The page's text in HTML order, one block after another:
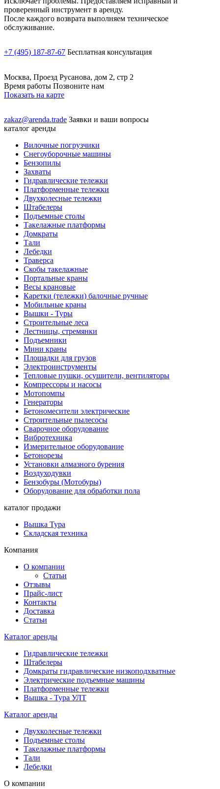
проверенный инструмент в аренду.
После каждого возврата выполняем техническое
обслуживание.
+7 (495) 187-87-67 Бесплатная консультация
Москва, Проезд Русанова, дом 2, стр 2
Время работы Позвоните нам
Показать на карте
zakaz@arenda.trade Заявки и ваши вопросы
каталог аренды
Вилочные погрузчики
Снегоуборочные машины
Бензопилы
Захваты
Гидравлические тележки
Платформенные тележки
Двухколесные тележки
Штабелеры
Подъемные столы
Такелажные платформы
Домкраты
Тали
Лебедки
Траверса
Скобы такелажные
Портальные краны
Весы крановые
Каретки (тележки) балочные ручные
Мобильные краны
Вышки - Туры
Строительные леса
Лестницы, стремянки
Подъемники
Мини краны
Площадки для грузов
Электроинструменты
Тепловые пушки, осушители, вентиляторы
Компрессоры и насосы
Мотопомпы
Генераторы
Бетономесители электрические
Строительные пылесосы
Сварочное оборудование
Вибротехника
Измерительное оборудование
Бетонорезы
Установки алмазного бурения
Воздуходувки
Бензобуры (Мотобуры)
Оборудование для обработки пола
каталог продажи
Вышка Тура
Складская техника
Компания
О компании
Статьи
Отзывы
Прайс-лист
Контакты
Доставка
Статьи
Каталог аренды
Гидравлические тележки
Штабелеры
Домкраты гидравлические низкоподхватные
Электрические подъемные машины
Платформенные тележки
Вышка - Тура УЛТ
Каталог аренды
Двухколесные тележки
Подъемные столы
Такелажные платформы
Тали
Лебедки
О компании